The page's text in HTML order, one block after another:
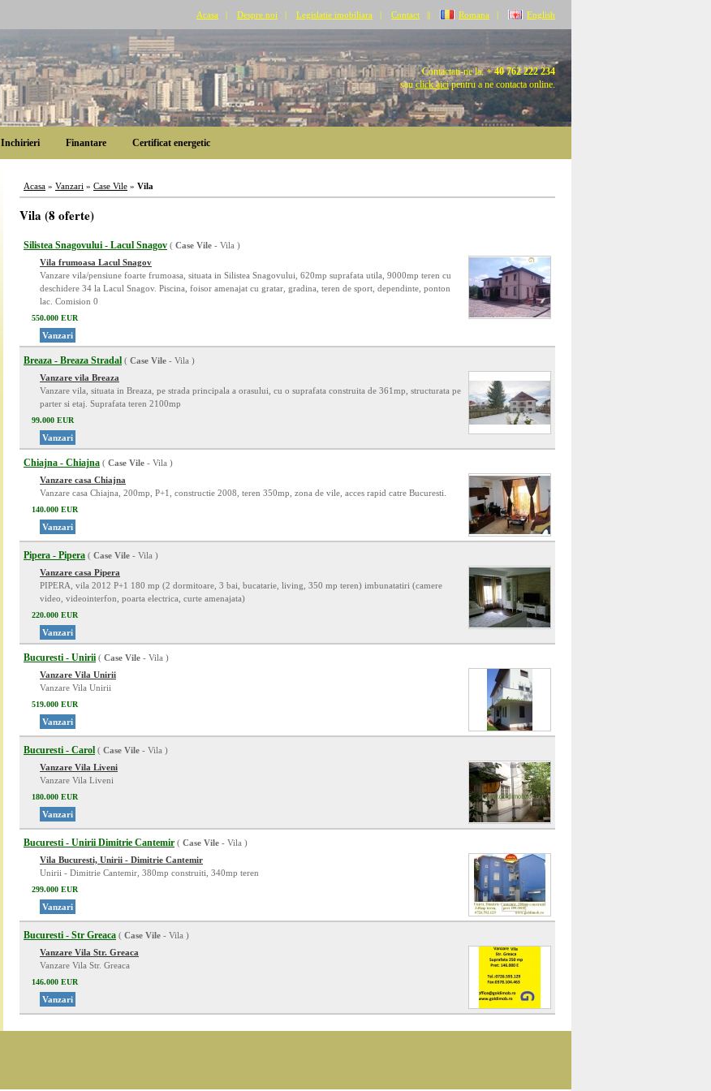
Acasa | Despre noi | Legislatie imobiliara | Contact || Romana | English
Contactati-ne la:+ 40 762 222 234
sauclick aicipentru a ne contacta online.
Inchirieri Finantare Certificat energetic
Acasa » Vanzari » Case Vile » Vila
Vila (8 oferte)
Silistea Snagovului - Lacul Snagov ( Case Vile - Vila )
Vila frumoasa Lacul Snagov
Vanzare vila/pensiune foarte frumoasa, situata in Silistea Snagovului, 620mp suprafata utila, 9000mp teren cu
deschidere 34 la Lacul Snagov. Piscina, foisor amenajat cu gratar, gradina, teren de sport, dependinte, ponton
lac. Comision 0
550.000 EUR
Vanzari
Breaza - Breaza Stradal ( Case Vile - Vila )
Vanzare vila Breaza
Vanzare vila, situata in Breaza, pe strada principala a orasului, cu o suprafata construita de 361mp, structurata pe
parter si etaj. Suprafata teren 2100mp
99.000 EUR
Vanzari
Chiajna - Chiajna ( Case Vile - Vila )
Vanzare casa Chiajna
Vanzare casa Chiajna, 200mp, P+1, constructie 2008, teren 350mp, zona de vile, acces rapid catre Bucuresti.
140.000 EUR
Vanzari
Pipera - Pipera ( Case Vile - Vila )
Vanzare casa Pipera
PIPERA, vila 2012 P+1 180 mp (2 dormitoare, 3 bai, bucatarie, living, 350 mp teren) imbunatatiri (camere
video, videointerfon, poarta electrica, curte amenajata)
220.000 EUR
Vanzari
Bucuresti - Unirii ( Case Vile - Vila )
Vanzare Vila Unirii
Vanzare Vila Unirii
519.000 EUR
Vanzari
Bucuresti - Carol ( Case Vile - Vila )
Vanzare Vila Liveni
Vanzare Vila Liveni
180.000 EUR
Vanzari
Bucuresti - Unirii Dimitrie Cantemir ( Case Vile - Vila )
Vila Bucuresti, Unirii - Dimitrie Cantemir
Unirii - Dimitrie Cantemir, 380mp construiti, 340mp teren
299.000 EUR
Vanzari
Bucuresti - Str Greaca ( Case Vile - Vila )
Vanzare Vila Str. Greaca
Vanzare Vila Str. Greaca
146.000 EUR
Vanzari